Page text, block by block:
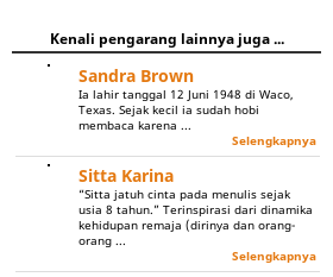
Kenali pengarang lainnya juga ...
Sandra Brown
Ia lahir tanggal 12 Juni 1948 di Waco,
Texas. Sejak kecil ia sudah hobi
membaca karena ...
Selengkapnya
Sitta Karina
“Sitta jatuh cinta pada menulis sejak
usia 8 tahun.” Terinspirasi dari dinamika
kehidupan remaja (dirinya dan orang-
orang ...
Selengkapnya